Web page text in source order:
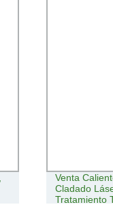
Venta
Cladado
Tratamiento